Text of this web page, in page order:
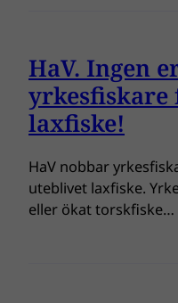
HaV. Ingen
laxfiske!
HaV nobbar
uteblivet laxfiske.
eller ökat torskfiske…